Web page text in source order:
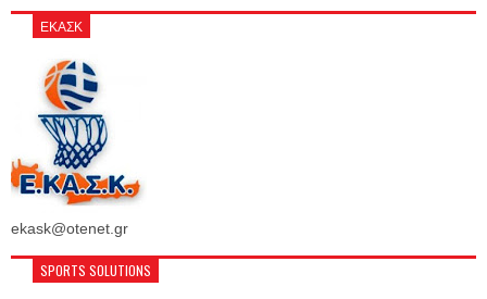
ΕΚΑΣΚ
ekask@otenet.gr
SPORTS SOLUTIONS